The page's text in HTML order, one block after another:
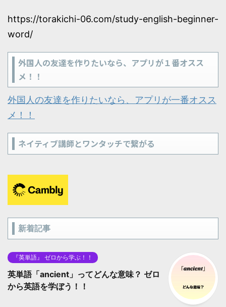
https://torakichi-06.com/study-english-beginner-
word/
外国人の友達を作りたいなら、アプリが１番オスス
メ！！
外国人の友達を作りたいなら、アプリが一番オスス
メ！！
ネイティブ講師とワンタッチで繋がる
新着記事
『英単語』 ゼロから学ぶ！！
英単語「ancient」ってどんな意味？ ゼロ
から英語を学ぼう！！